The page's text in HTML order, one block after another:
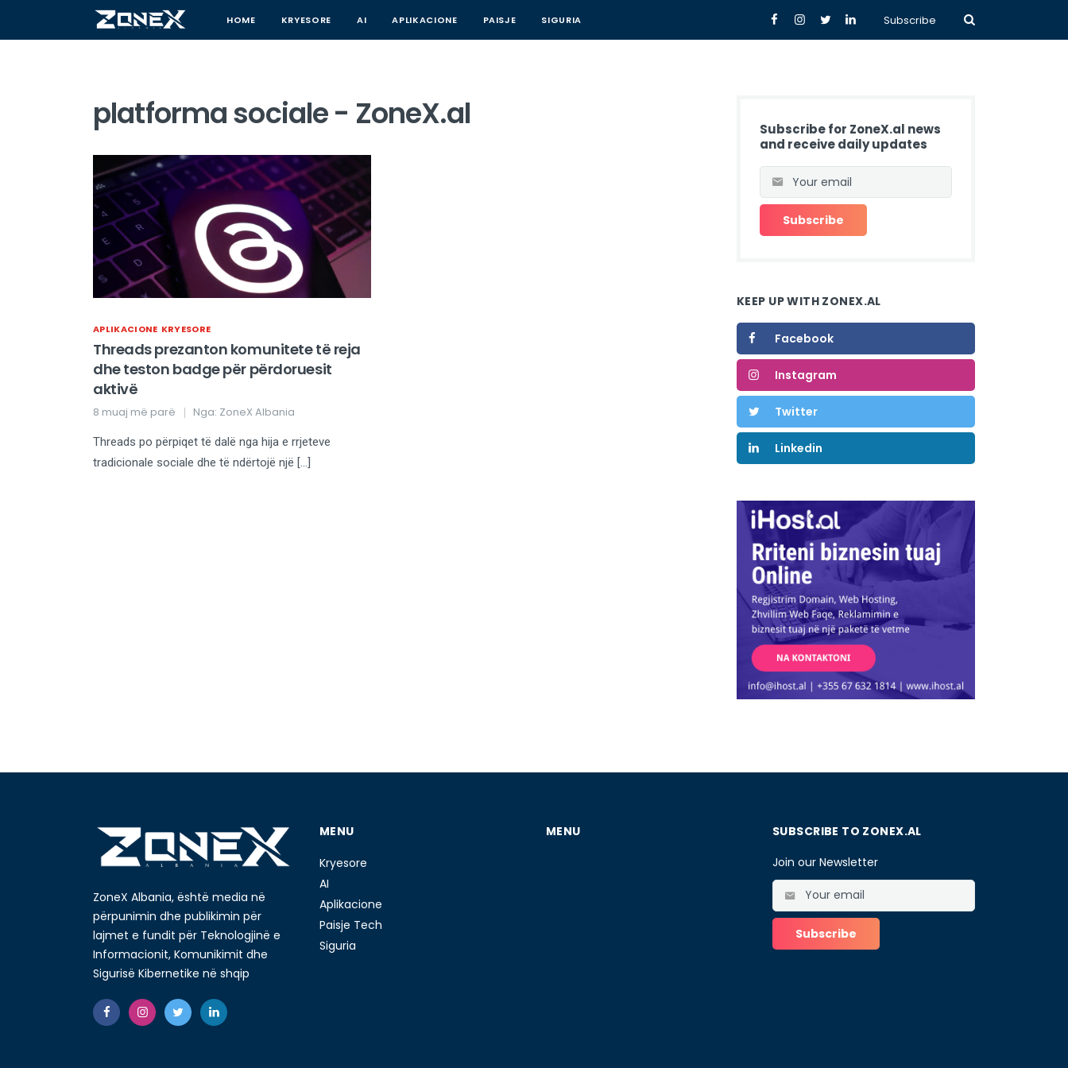
HOME KRYESORE AI APLIKACIONE PAISJE SIGURIA Subscribe
platforma sociale - ZoneX.al
APLIKACIONE KRYESORE
Threads prezanton komunitete të reja
dhe teston badge për përdoruesit
aktivë
8 muaj më parë Nga: ZoneX Albania
Threads po përpiqet të dalë nga hija e rrjeteve
tradicionale sociale dhe të ndërtojë një […]
Subscribe for ZoneX.al news
and receive daily updates
KEEP UP WITH ZONEX.AL
Facebook
Instagram
Twitter
Linkedin
ZoneX Albania, është media në
përpunimin dhe publikimin për
lajmet e fundit për Teknologjinë e
Informacionit, Komunikimit dhe
Sigurisë Kibernetike në shqip
MENU
Kryesore
AI
Aplikacione
Paisje Tech
Siguria
MENU
SUBSCRIBE TO ZONEX.AL
Join our Newsletter